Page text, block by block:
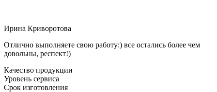
Ирина Криворотова
Отлично выполняете свою работу:) все остались более чем
довольны, респект!)
Качество продукции
Уровень сервиса
Срок изготовления